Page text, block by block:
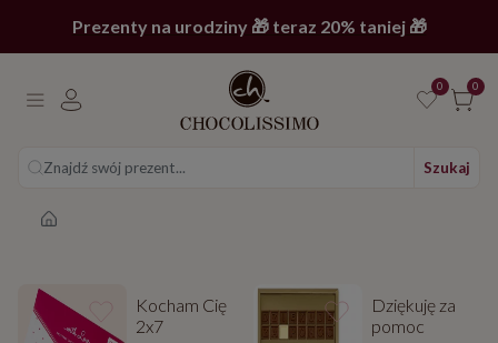
Prezenty na urodziny 🎁 teraz 20% taniej 🎁
0 0
Znajdź swój prezent... Szukaj
Kocham Cię
2x7
Dziękuję za
pomoc